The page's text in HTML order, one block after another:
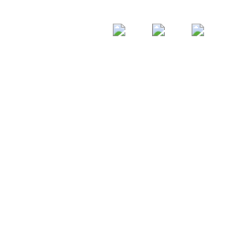
все для вашего сайта |